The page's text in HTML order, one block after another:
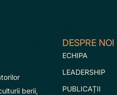
berii,
DESPRE NOI
ECHIPA
LEADERSHIP
PUBLICAȚII